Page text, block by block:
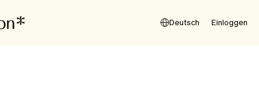
Deutsch Einloggen